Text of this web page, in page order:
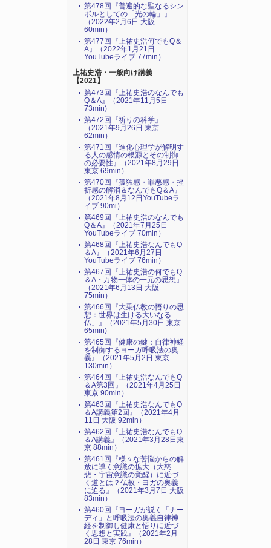
第478回『普遍的な聖なるシン
ボルとしての「光の輪」』
（2022年2月6日 大阪
60min）
第477回『上祐史浩何でもQ＆
A』（2022年1月21日
YouTubeライブ 77min）
上祐史浩・一般向け講義
【2021】
第473回『上祐史浩のなんでも
Q＆A』（2021年11月5日
73min)
第472回『祈りの科学』
（2021年9月26日 東京
62min）
第471回『進化心理学が解明す
る人の感情の根源とその制御
の必要性』（2021年8月29日
東京 69min）
第470回『孤独感・罪悪感・挫
折感の解消＆なんでもQ＆A』
（2021年8月12日YouTubeラ
イブ 90mi）
第469回『上祐史浩のなんでも
Q＆A』（2021年7月25日
YouTubeライブ 70min）
第468回『上祐史浩なんでもQ
＆A』（2021年6月27日
YouTubeライブ 76min）
第467回『上祐史浩の何でもQ
＆A・万物一体の一元の思想』
（2021年6月13日 大阪
75min）
第466回『大乗仏教の悟りの思
想：世界は生ける大いなる
仏」』（2021年5月30日 東京
65min)
第465回『健康の鍵：自律神経
を制御するヨーガ呼吸法の奥
義』（2021年5月2日 東京
130min）
第464回『上祐史浩なんでもQ
＆A第3回』（2021年4月25日
東京 90min）
第463回『上祐史浩なんでもQ
＆A講義第2回』（2021年4月
11日 大阪 92min）
第462回『上祐史浩なんでもQ
＆A講義』（2021年3月28日東
京 88min）
第461回『様々な苦悩からの解
放に導く意識の拡大（大慈
悲・宇宙意識の覚醒）に近づ
く道とは？仏教・ヨガの奥義
に迫る』（2021年3月7日 大阪
83min）
第460回『ヨーガが説く「ナー
ディ」と呼吸法の奥義自律神
経を制御し健康と悟りに近づ
く思想と実践』（2021年2月
28日 東京 76min）